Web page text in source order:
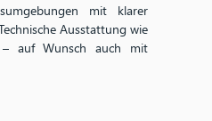
mit klarer
Ausstattung wie
– auf Wunsch auch mit